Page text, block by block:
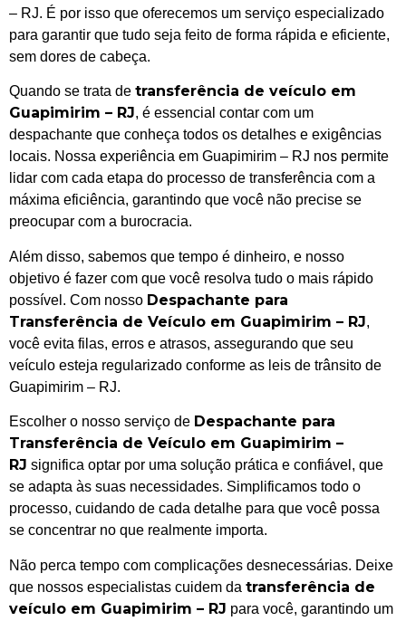
– RJ. É por isso que oferecemos um serviço especializado
para garantir que tudo seja feito de forma rápida e eficiente,
sem dores de cabeça.
Quando se trata de transferência de veículo em
Guapimirim – RJ, é essencial contar com um
despachante que conheça todos os detalhes e exigências
locais. Nossa experiência em Guapimirim – RJ nos permite
lidar com cada etapa do processo de transferência com a
máxima eficiência, garantindo que você não precise se
preocupar com a burocracia.
Além disso, sabemos que tempo é dinheiro, e nosso
objetivo é fazer com que você resolva tudo o mais rápido
possível. Com nosso Despachante para
Transferência de Veículo em Guapimirim – RJ,
você evita filas, erros e atrasos, assegurando que seu
veículo esteja regularizado conforme as leis de trânsito de
Guapimirim – RJ.
Escolher o nosso serviço de Despachante para
Transferência de Veículo em Guapimirim –
RJ significa optar por uma solução prática e confiável, que
se adapta às suas necessidades. Simplificamos todo o
processo, cuidando de cada detalhe para que você possa
se concentrar no que realmente importa.
Não perca tempo com complicações desnecessárias. Deixe
que nossos especialistas cuidem da transferência de
veículo em Guapimirim – RJ para você, garantindo um